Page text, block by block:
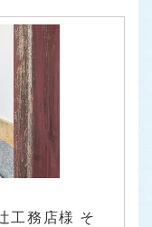
工務店様 そ